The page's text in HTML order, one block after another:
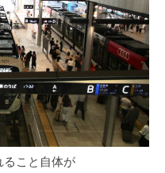
こと自体が